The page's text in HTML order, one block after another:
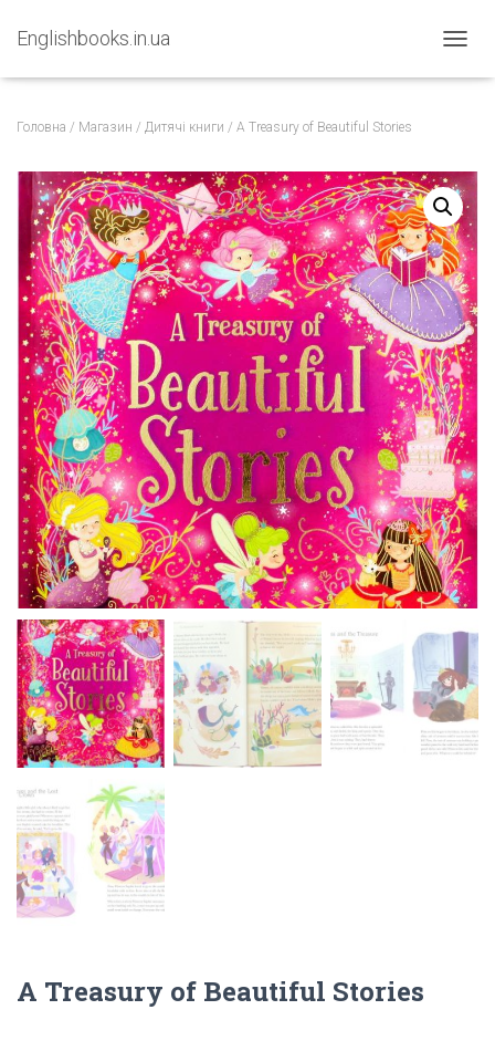
Englishbooks.in.ua
Головна / Магазин / Дитячі книги / A Treasury of Beautiful Stories
A Treasury of Beautiful Stories